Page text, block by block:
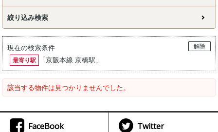
絞り込み検索
現在の検索条件
解除
最寄り駅
「京阪本線 京橋駅 」
該当する物件は見つかりませんでした。
FaceBook Twitter